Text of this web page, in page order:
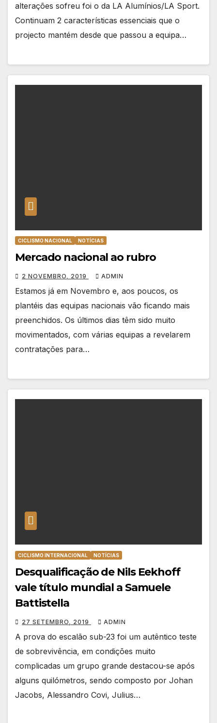
alterações sofreu foi o da LA Alumínios/LA Sport.
Continuam 2 características essenciais que o
projecto mantém desde que passou a equipa…
CICLISMO NACIONAL NOTÍCIAS
Mercado nacional ao rubro
2 NOVEMBRO, 2019 ADMIN
Estamos já em Novembro e, aos poucos, os
plantéis das equipas nacionais vão ficando mais
preenchidos. Os últimos dias têm sido muito
movimentados, com várias equipas a revelarem
contratações para…
CICLISMO INTERNACIONAL NOTÍCIAS
Desqualificação de Nils Eekhoff
vale título mundial a Samuele
Battistella
27 SETEMBRO, 2019 ADMIN
A prova do escalão sub-23 foi um autêntico teste
de sobrevivência, em condições muito
complicadas um grupo grande destacou-se após
alguns quilómetros, sendo composto por Johan
Jacobs, Alessandro Covi, Julius…